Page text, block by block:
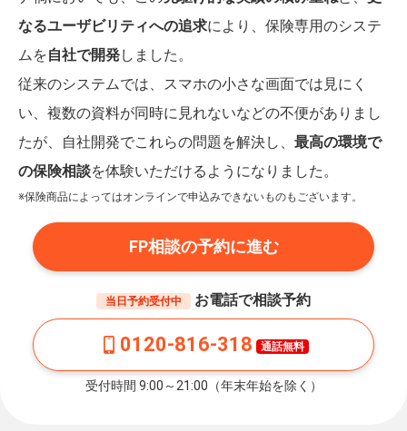
なるユーザビリティへの追求により、保険専用のシステ
ムを自社で開発しました。
従来のシステムでは、スマホの小さな画面では見にく
い、複数の資料が同時に見れないなどの不便がありまし
たが、自社開発でこれらの問題を解決し、 最高の環境で
の保険相談を体験いただけるようになりました。
※保険商品によってはオンラインで申込みできないものもございます。
FP相談の予約に進む
当日予約受付中 お電話で相談予約
0120-816-318 通話無料
受付時間 9:00～21:00（年末年始を除く）